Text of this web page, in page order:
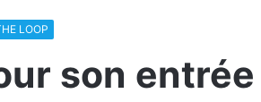
LOOP
son entrée